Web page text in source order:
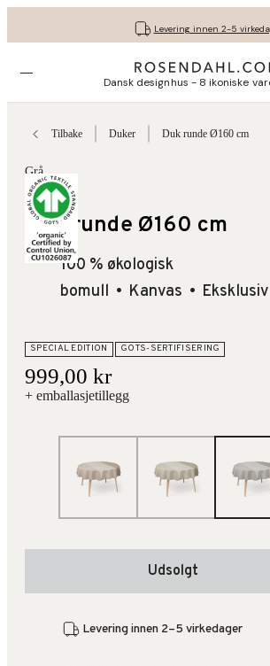
Levering innen 2-5
Fri frakt på kjøp for minimum
30 dagers returrett
Få gavene dine pent
Åpne menyen Dansk designhus - 8 ikoniske
Tilbake Duker Duk runde Ø160 cm
Grå
Lines
Duk runde Ø160 cm
100 % økologisk
bomull
Kanvas Eksklusiv
SPECIAL EDITION GOTS-SERTIFISERING
999,00 kr
+ emballasjetillegg
Udsolgt
Levering innen 2–5 virkedager